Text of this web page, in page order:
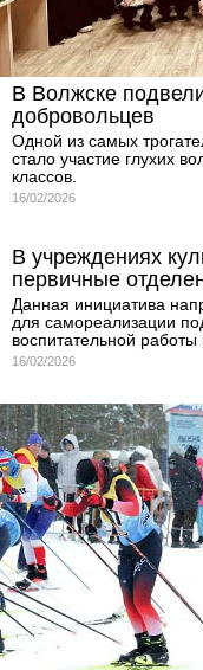
В Волжске
добровольцев
Одной из самых
стало участие глухих
классов.
16/02/2026
В учреждениях
первичные
Данная инициатива
для самореализации
воспитательной
16/02/2026